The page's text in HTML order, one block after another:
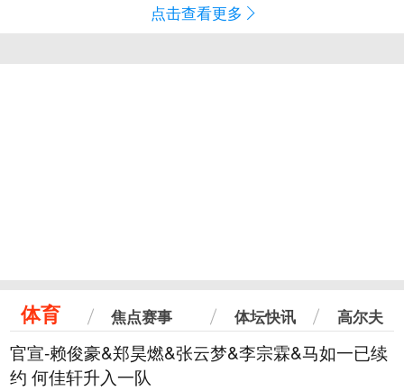
点击查看更多
体育 焦点赛事 体坛快讯 高尔夫
官宣-赖俊豪&郑昊燃&张云梦&李宗霖&马如一已续
约 何佳轩升入一队